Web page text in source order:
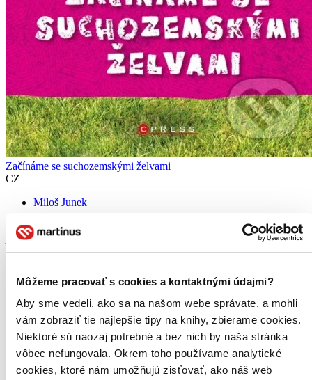
Môžeme pracovať s cookies a kontaktnými údajmi?
Aby sme vedeli, ako sa na našom webe správate, a mohli
vám zobraziť tie najlepšie tipy na knihy, zbierame cookies.
Niektoré sú naozaj potrebné a bez nich by naša stránka
vôbec nefungovala. Okrem toho používame analytické
cookies, ktoré nám umožňujú zisťovať, ako náš web
Začínáme se suchozemskými želvami
CZ
Miloš Junek
Miloš Junek se suchozemským želvám věnuje téměř 25 let. Choval
již 13 druhů těchto nádherných tvorů – a o své zkušenosti se nyní
rozhodl podělit. Výsledkem je praktický a na detailních
Kniha pevná väzba
15,30 €
Do 13 – 18 dní
Tento produkt momentálne nemáme na sklade, ale zvyčajne
vám ho vieme zabezpečiť a odoslať do 13 – 18 dní. A
posnažíme sa aj trochu rýchlejšie!
Pridať do zoznamu
Vložiť do košíka